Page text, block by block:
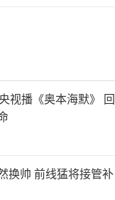
视播《奥本海默》 回
换帅 前线猛将接管补